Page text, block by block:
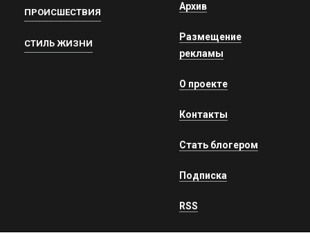
ПРОИСШЕСТВИЯ
СТИЛЬ ЖИЗНИ
Архив
Размещение
рекламы
О проекте
Контакты
Стать блогером
Подписка
RSS